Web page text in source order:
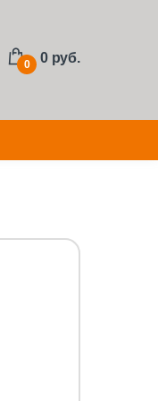
0 0 руб.